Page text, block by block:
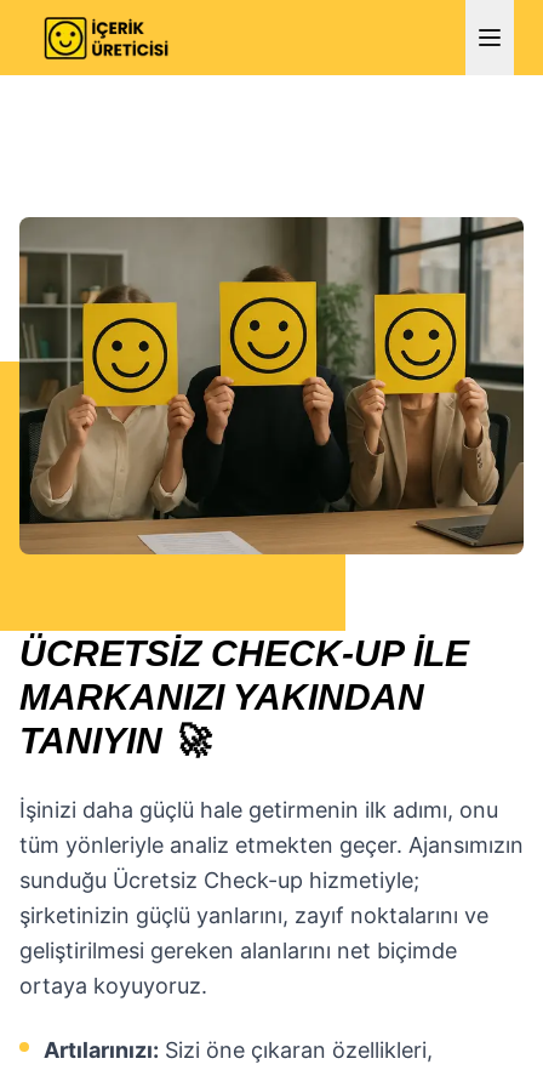
ÜCRETSİZ CHECK-UP İLE
MARKANIZI YAKINDAN
TANIYIN 🚀
İşinizi daha güçlü hale getirmenin ilk adımı, onu
tüm yönleriyle analiz etmekten geçer. Ajansımızın
sunduğu Ücretsiz Check-up hizmetiyle;
şirketinizin güçlü yanlarını, zayıf noktalarını ve
geliştirilmesi gereken alanlarını net biçimde
ortaya koyuyoruz.
Artılarınızı: Sizi öne çıkaran özellikleri,